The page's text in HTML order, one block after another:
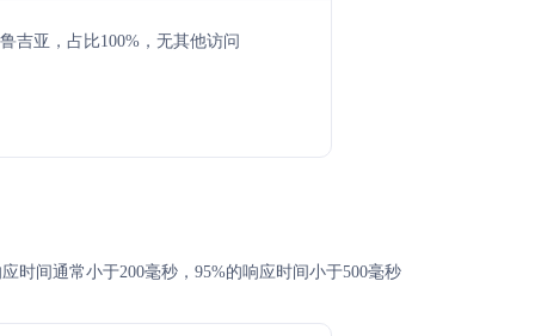
吉亚，占比100%，无其他访问
时间通常小于200毫秒，95%的响应时间小于500毫秒